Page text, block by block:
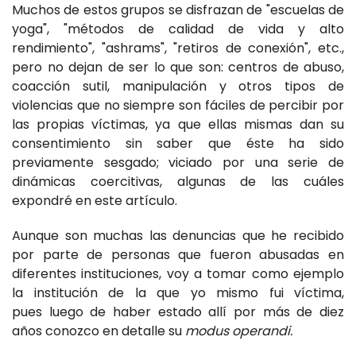
Muchos de estos grupos se disfrazan de "escuelas de
yoga", "métodos de calidad de vida y alto
rendimiento", "ashrams", "retiros de conexión", etc.,
pero no dejan de ser lo que son: centros de abuso,
coacción sutil, manipulación y otros tipos de
violencias que no siempre son fáciles de percibir por
las propias víctimas, ya que ellas mismas dan su
consentimiento sin saber que éste ha sido
previamente sesgado; viciado por una serie de
dinámicas coercitivas, algunas de las cuáles
expondré en este artículo.
Aunque son muchas las denuncias que he recibido
por parte de personas que fueron abusadas en
diferentes instituciones, voy a tomar como ejemplo
la institución de la que yo mismo fui víctima,
pues luego de haber estado allí por más de diez
años conozco en detalle su modus operandi.